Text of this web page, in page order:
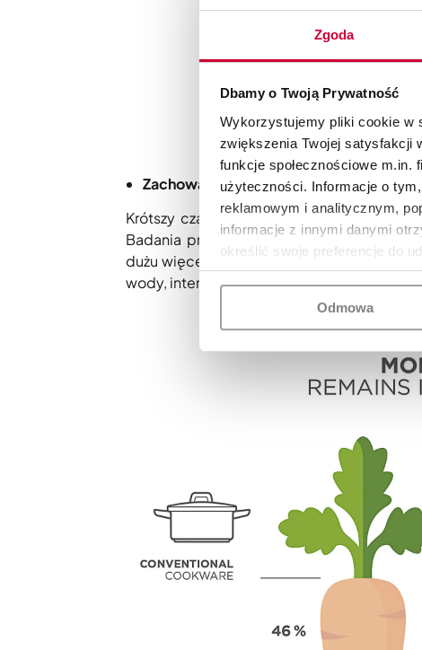
Zgoda
Dbamy o Twoją Prywatność
Wykorzystujemy pliki cookie w
zwiększenia Twojej satysfakcji
funkcje społecznościowe
użyteczności. Informacje o
reklamowym i analitycznym,
informacje z innymi danymi
określić swoje preferencje do
Odmowa
Zachowanie wartości odżywczych
Krótszy czas ekspozycji składników
Badania przeprowadzone przez SQTS
dużu więcej witaminy C w porównaniu z
wody, intensyfikując efekt ochrony